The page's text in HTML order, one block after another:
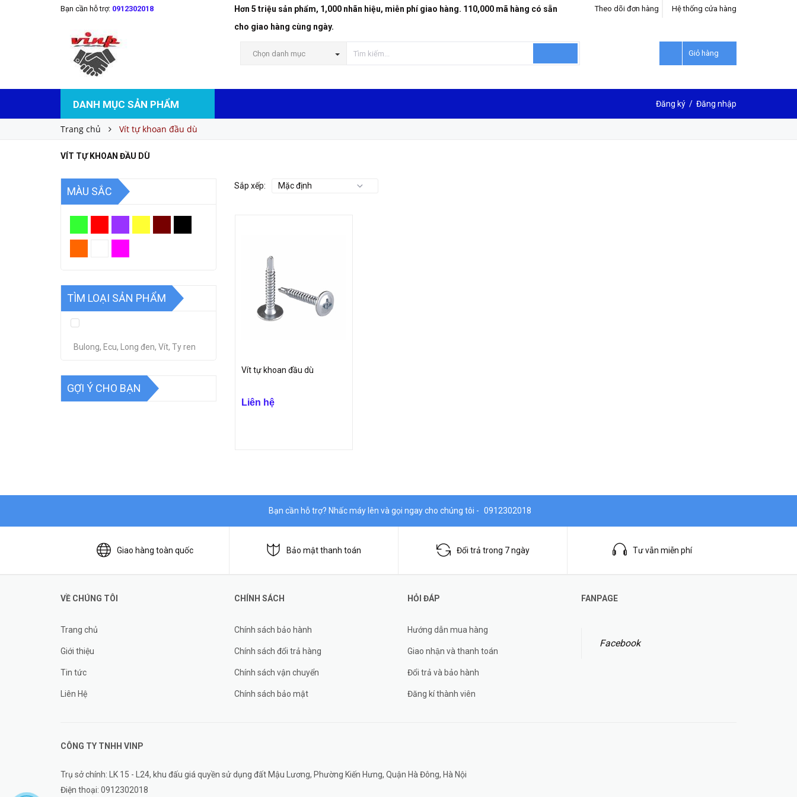
Bạn cần hỗ trợ: 0912302018
Hơn 5 triệu sản phẩm, 1,000 nhãn hiệu, miễn phí giao hàng. 110,000 mã hàng có sẵn
cho giao hàng cùng ngày.
Hệ thống cửa hàng
Theo dõi đơn hàng
Chọn danh mục Giỏ hàng
DANH MỤC SẢN PHẨM Đăng ký / Đăng nhập
Trang chủ Vít tự khoan đầu dù
VÍT TỰ KHOAN ĐẦU DÙ
Sắp xếp:
Vít tự khoan đầu dù
Liên hệ
MÀU SẮC
TÌM LOẠI SẢN PHẨM
Bulong, Ecu, Long đen, Vít, Ty ren
GỢI Ý CHO BẠN
Bạn cần hỗ trợ? Nhấc máy lên và gọi ngay cho chúng tôi - 0912302018
Giao hàng toàn quốc Bảo mật thanh toán Đổi trả trong 7 ngày Tư vẫn miễn phí
VỀ CHÚNG TÔI
Trang chủ
Giới thiệu
Tin tức
Liên Hệ
CHÍNH SÁCH
Chính sách bảo hành
Chính sách đổi trả hàng
Chính sách vận chuyển
Chính sách bảo mật
HỎI ĐÁP
Hướng dẫn mua hàng
Giao nhận và thanh toán
Đổi trả và bảo hành
Đăng kí thành viên
FANPAGE
Facebook
CÔNG TY TNHH VINP
Trụ sở chính: LK 15 - L24, khu đấu giá quyền sử dụng đất Mậu Lương, Phường Kiến Hưng, Quận Hà Đông, Hà Nội
Điện thoại: 0912302018